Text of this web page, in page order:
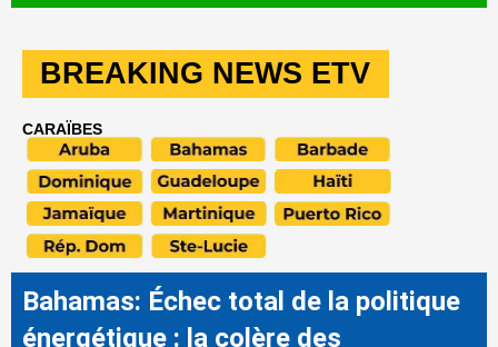
BREAKING NEWS ETV
CARAÏBES
Bahamas: Échec total de la politique
énergétique : la colère des